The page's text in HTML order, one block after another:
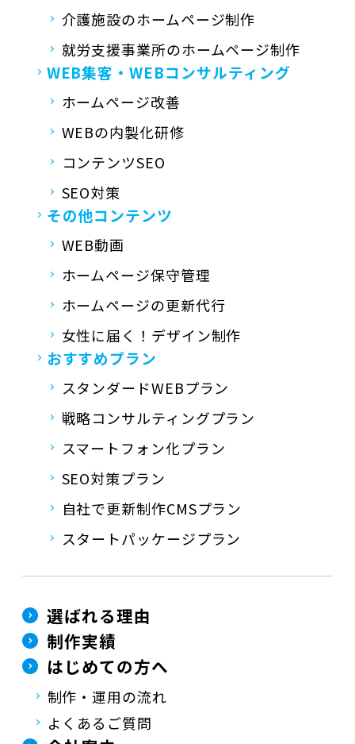
介護施設のホームページ制作
就労支援事業所のホームページ制作
WEB集客・WEBコンサルティング
ホームページ改善
WEBの内製化研修
コンテンツSEO
SEO対策
その他コンテンツ
WEB動画
ホームページ保守管理
ホームページの更新代行
女性に届く！デザイン制作
おすすめプラン
スタンダードWEBプラン
戦略コンサルティングプラン
スマートフォン化プラン
SEO対策プラン
自社で更新制作CMSプラン
スタートパッケージプラン
選ばれる理由
制作実績
はじめての方へ
制作・運用の流れ
よくあるご質問